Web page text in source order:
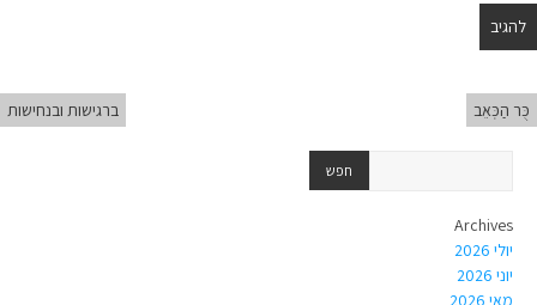
כֻּר הַכְּאֵב ברגישות ובנחישות
Archives
יולי 2026
יוני 2026
מאי 2026